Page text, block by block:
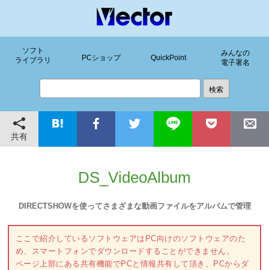
ソフト
ライブラリ
PCショップ QuickPoint
みんなの
電子署名
共有
DS_VideoAlbum
DIRECTSHOWを使ってさまざまな動画ファイルをアルバムで管理
ここで紹介しているソフトウェアはPC向けのソフトウェアのた
め、スマートフォンでダウンロードすることができません。
ページ上部にある共有機能でPCと情報共有して頂き、PCからダ